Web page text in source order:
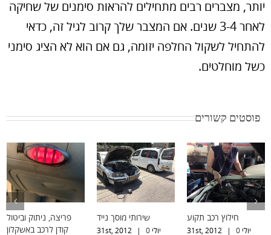
יותר, מצברים רבים מתחילים להראות סימנים של שחיקה
לאחר 3-4 שנים. אם המצבר שלך קרוב לגיל זה, כדאי
להתחיל לשקול החלפה יזומה, גם אם הוא לא הציג סימני
כשל מוחלטים.
פוסטים קשורים
פריצה, ניתוק וביטול
קודן לרכב באשקלון
שירותי מוסך נייד
יולי 31st, 2012 |
0
חילוץ רכב תקוע
יולי 31st, 2012 |
0